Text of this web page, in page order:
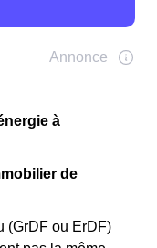
à
de
(GrDF ou ErDF)